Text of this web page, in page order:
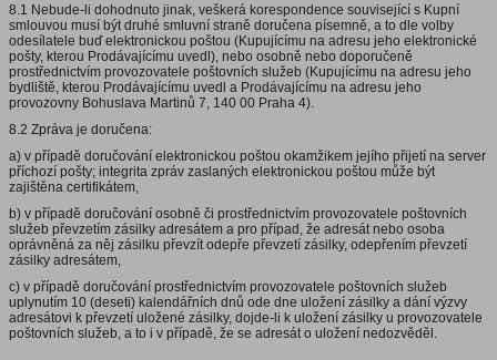
8.1 Nebude-li dohodnuto jinak, veškerá korespondence související s Kupní
smlouvou musí být druhé smluvní straně doručena písemně, a to dle volby
odesílatele buď elektronickou poštou (Kupujícímu na adresu jeho elektronické
pošty, kterou Prodávajícímu uvedl), nebo osobně nebo doporučeně
prostřednictvím provozovatele poštovních služeb (Kupujícímu na adresu jeho
bydliště, kterou Prodávajícímu uvedl a Prodávajícímu na adresu jeho
provozovny Bohuslava Martinů 7, 140 00 Praha 4).
8.2 Zpráva je doručena:
a) v případě doručování elektronickou poštou okamžikem jejího přijetí na server
příchozí pošty; integrita zpráv zaslaných elektronickou poštou může být
zajištěna certifikátem,
b) v případě doručování osobně či prostřednictvím provozovatele poštovních
služeb převzetím zásilky adresátem a pro případ, že adresát nebo osoba
oprávněná za něj zásilku převzít odepře převzetí zásilky, odepřením převzetí
zásilky adresátem,
c) v případě doručování prostřednictvím provozovatele poštovních služeb
uplynutím 10 (deseti) kalendářních dnů ode dne uložení zásilky a dání výzvy
adresátovi k převzetí uložené zásilky, dojde-li k uložení zásilky u provozovatele
poštovních služeb, a to i v případě, že se adresát o uložení nedozvěděl.